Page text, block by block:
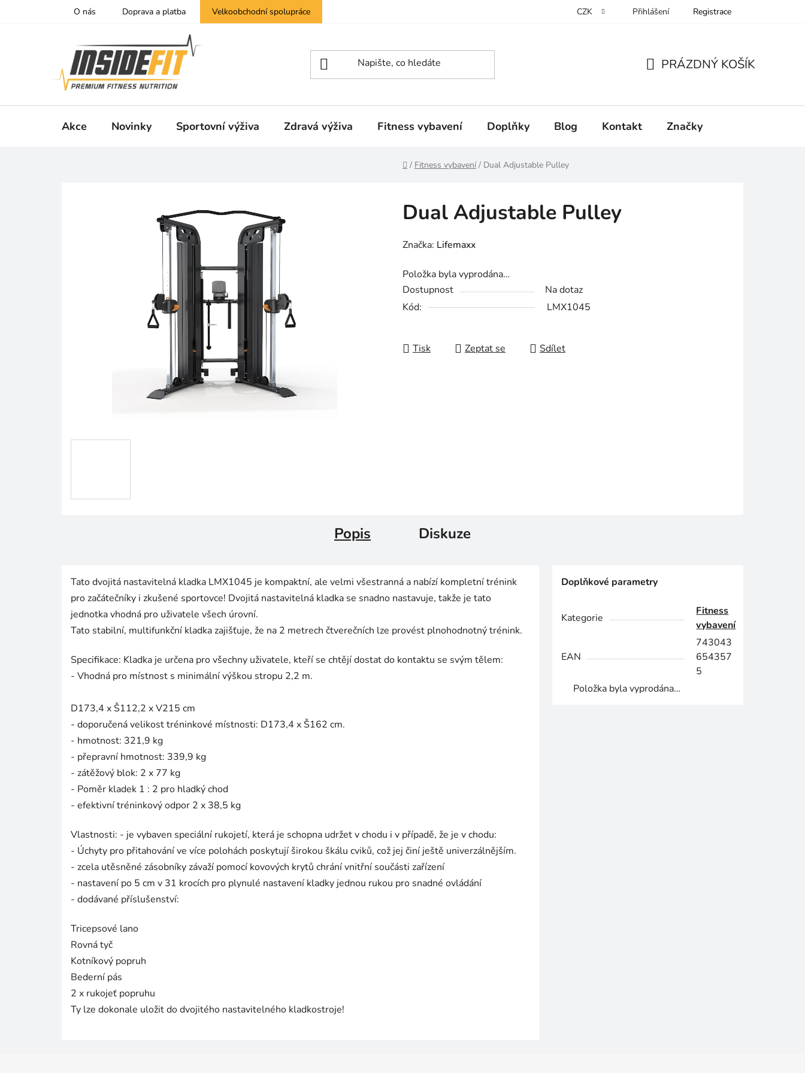
O nás Doprava a platba Velkoobchodní spolupráce CZK Přihlášení Registrace
KOŠÍK
PRÁZDNÝ KOŠÍK
Akce Novinky Sportovní výživa Zdravá výživa Fitness vybavení Doplňky Blog Kontakt Značky
Domů
/ Fitness vybavení / Dual Adjustable Pulley
Dual Adjustable Pulley
Značka: Lifemaxx
Položka byla vyprodána…
Dostupnost
Na dotaz
Kód:
LMX1045
Tisk Zeptat se Sdílet
Popis Diskuze
Tato dvojitá nastavitelná kladka LMX1045 je kompaktní, ale velmi všestranná a nabízí kompletní trénink
pro začátečníky i zkušené sportovce! Dvojitá nastavitelná kladka se snadno nastavuje, takže je tato
jednotka vhodná pro uživatele všech úrovní.
Tato stabilní, multifunkční kladka zajišťuje, že na 2 metrech čtverečních lze provést plnohodnotný trénink.
Specifikace: Kladka je určena pro všechny uživatele, kteří se chtějí dostat do kontaktu se svým tělem:
- Vhodná pro místnost s minimální výškou stropu 2,2 m.
D173,4 x Š112,2 x V215 cm
- doporučená velikost tréninkové místnosti: D173,4 x Š162 cm.
- hmotnost: 321,9 kg
- přepravní hmotnost: 339,9 kg
- zátěžový blok: 2 x 77 kg
- Poměr kladek 1 : 2 pro hladký chod
- efektivní tréninkový odpor 2 x 38,5 kg
Vlastnosti: - je vybaven speciální rukojetí, která je schopna udržet v chodu i v případě, že je v chodu:
- Úchyty pro přitahování ve více polohách poskytují širokou škálu cviků, což jej činí ještě univerzálnějším.
- zcela utěsněné zásobníky závaží pomocí kovových krytů chrání vnitřní součásti zařízení
- nastavení po 5 cm v 31 krocích pro plynulé nastavení kladky jednou rukou pro snadné ovládání
- dodávané příslušenství:
Tricepsové lano
Rovná tyč
Kotníkový popruh
Bederní pás
2 x rukojeť popruhu
Ty lze dokonale uložit do dvojitého nastavitelného kladkostroje!
Doplňkové parametry
Kategorie
Fitness
vybavení
EAN
743043
654357
5
Položka byla vyprodána…